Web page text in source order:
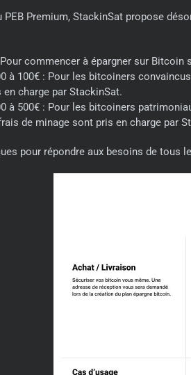
PEB Premium, StackinSat propose
commencer à épargner sur
à 100€ : Pour les bitcoiners
charge par StackinSat.
à 500€ : Pour les bitcoiners
de minage sont pris en charge par
pour répondre aux besoins de tous